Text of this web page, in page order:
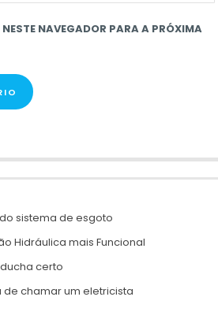
NAVEGADOR PARA A PRÓXIMA
sistema de esgoto
Hidráulica mais Funcional
certo
de chamar um eletricista